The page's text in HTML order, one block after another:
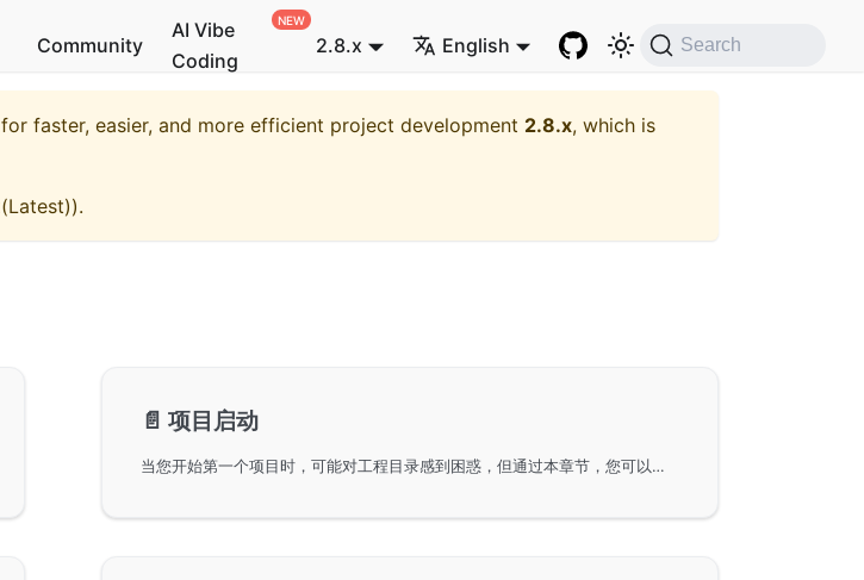
Community
AI Vibe
Coding
2.8.x English Search
faster, easier, and more efficient project development 2.8.x, which is
).
📄️ 项目启动
当您开始第一个项目时，可能对工程目录感到困惑，但通过本章节，您可以了解项目的启动过程及其涉及的目录。主要程序入口为main.go，通过调用internal/cmd包引导程序启动。默认创建的HTTP Server支持多种路由注册，使项目启动简单快捷。具体使用细节可参阅GoFrame框架的相关文档。